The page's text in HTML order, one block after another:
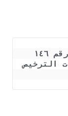
لسنة ٢٠١٩ بشأن شروط وإجراءات الترخيص